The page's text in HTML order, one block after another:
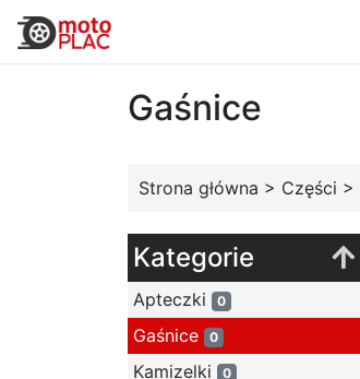
Gaśnice
Strona główna > Części >
Kategorie
Apteczki 0
Gaśnice 0
Kamizelki 0